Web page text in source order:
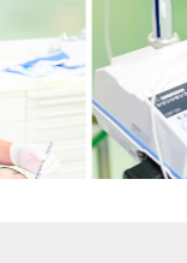
してインプ
です。